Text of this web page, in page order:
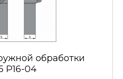
обработки
P16-04